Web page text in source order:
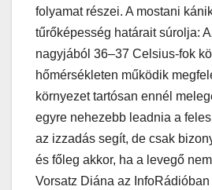
folyamat részei. A mostani
tűrőképesség határait súrolja:
nagyjából 36–37 Celsius-fok
hőmérsékleten működik
környezet tartósan ennél
egyre nehezebb leadnia a
az izzadás segít, de csak
és főleg akkor, ha a levegő
Vorsatz Diána az